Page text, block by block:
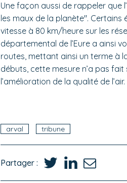
Une façon aussi de rappeler que
les maux de la planète". Certains
vitesse à 80 km/heure sur les
départemental de l’Eure a ainsi
routes, mettant ainsi un terme à
débuts, cette mesure n’a pas
l’amélioration de la qualité de l’air.
arval tribune
Partager :